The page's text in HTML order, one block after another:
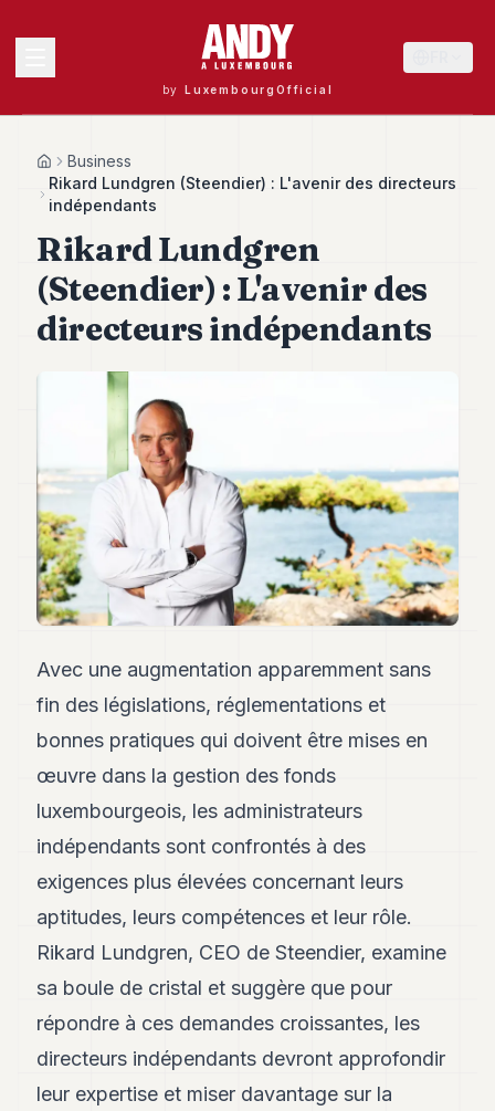
by LuxembourgOfficial
Andy
40
Andy
39
Andy
Andy
Andy
35
Andy
34
Andy
33
Andy
32
31
30
Andy
28
Andy
Andy
26
24
Andy
23
Andy
Andy
Andy
19
Andy
18
HomeBusiness
Rikard Lundgren (Steendier) : L'avenir des directeurs
indépendants
Rikard Lundgren
(Steendier) : L'avenir des
directeurs indépendants
Avec une augmentation apparemment sans
fin des législations, réglementations et
bonnes pratiques qui doivent être mises en
œuvre dans la gestion des fonds
luxembourgeois, les administrateurs
indépendants sont confrontés à des
exigences plus élevées concernant leurs
aptitudes, leurs compétences et leur rôle.
Rikard Lundgren, CEO de Steendier, examine
sa boule de cristal et suggère que pour
répondre à ces demandes croissantes, les
directeurs indépendants devront approfondir
leur expertise et miser davantage sur la